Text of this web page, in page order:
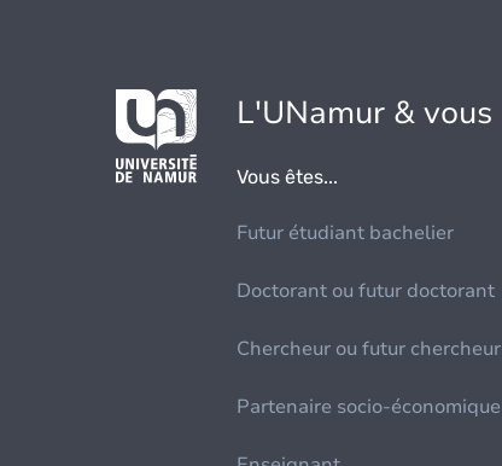
L'UNamur & vous
Vous êtes...
Futur étudiant bachelier
Doctorant ou futur doctorant
Chercheur ou futur chercheur
Partenaire socio-économique